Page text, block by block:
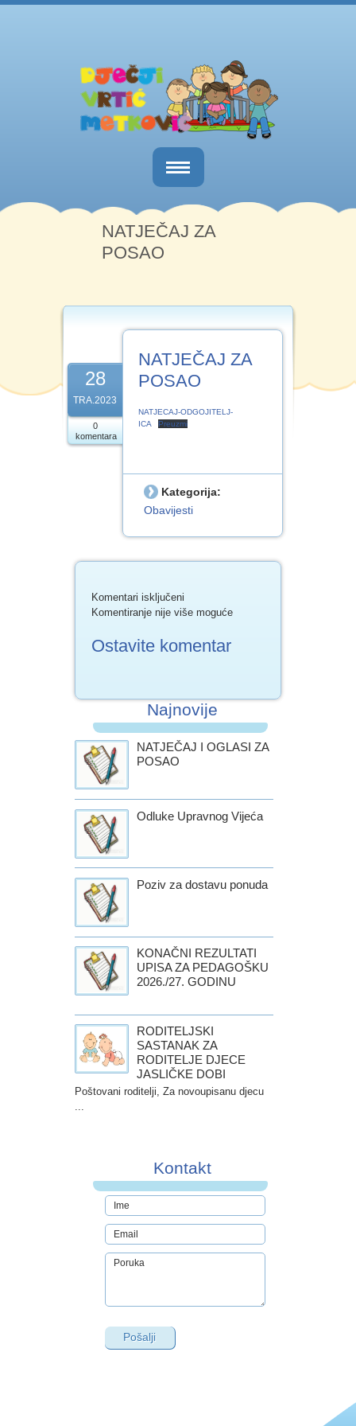
Naslovnica
O nama
Kutak za roditelje
e-Vrtić
NATJEČAJ ZA
POSAO
28
TRA.2023
0
komentara
NATJEČAJ ZA
POSAO
NATJECAJ-ODGOJITELJ-
ICA
Preuzmi
Kategorija:
Obavijesti
Komentari isključeni
NATJEČAJ
POSAO
Komentiranje nije više moguće
Ostavite komentar
Najnovije
NATJEČAJ I OGLASI ZA
POSAO
Odluke Upravnog Vijeća
Poziv za dostavu ponuda
KONAČNI REZULTATI
UPISA ZA PEDAGOŠKU
2026./27. GODINU
RODITELJSKI
SASTANAK ZA
RODITELJE DJECE
JASLIČKE DOBI
Poštovani roditelji, Za novoupisanu djecu
...
Kontakt